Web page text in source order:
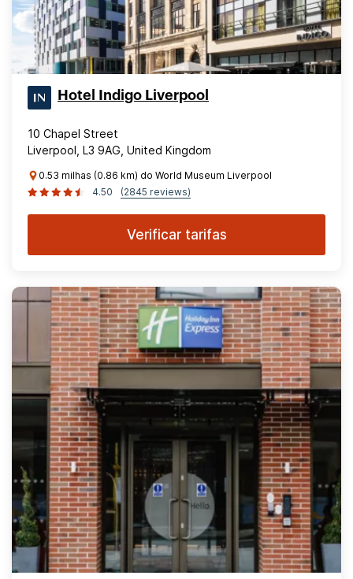
Hotel Indigo Liverpool
10 Chapel Street
Liverpool, L3 9AG, United Kingdom
0.53 milhas (0.86 km) do World Museum Liverpool
4.50
(2845 reviews)
Verificar tarifas